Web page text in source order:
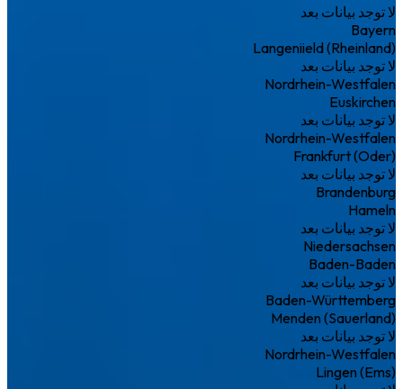
لا توجد بيانات بعد
Bayern
Langeniield (Rheinland)
لا توجد بيانات بعد
Nordrhein-Westfalen
Euskirchen
لا توجد بيانات بعد
Nordrhein-Westfalen
Frankfurt (Oder)
لا توجد بيانات بعد
Brandenburg
Hameln
لا توجد بيانات بعد
Niedersachsen
Baden-Baden
لا توجد بيانات بعد
Baden-Württemberg
Menden (Sauerland)
لا توجد بيانات بعد
Nordrhein-Westfalen
Lingen (Ems)